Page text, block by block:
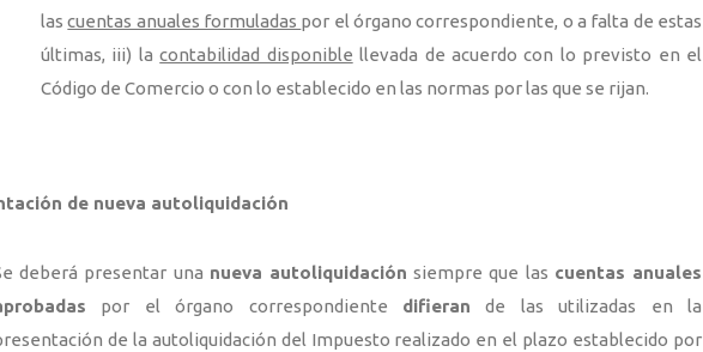
lascuentas anuales formuladas por el órgano correspondiente, o a falta de estas
últimas, iii) lacontabilidad disponible llevada de acuerdo con lo previsto en el
Código de Comercio o con lo establecido en las normas por las que se rijan.
de nueva autoliquidación
deberá presentar una nueva autoliquidación siempre que las cuentas anuales
por el órgano correspondiente difieran de las utilizadas en la
de la autoliquidación del Impuesto realizado en el plazo establecido por